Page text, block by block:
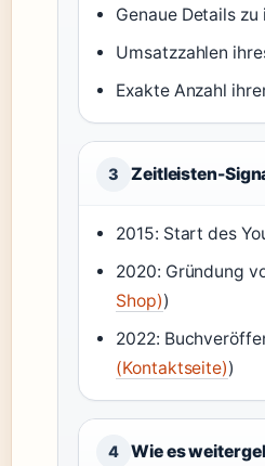
Genaue Details
Umsatzzahlen
Exakte Anzahl
3 Zeitleisten-
2015: Start des
2020: Gründung
Shop))
2022:
(Kontaktseite))
4 Wie es